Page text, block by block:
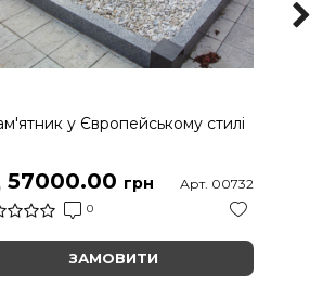
у Європейському стилі
57000.00 грн
0
Арт. 00732
ЗАМОВИТИ